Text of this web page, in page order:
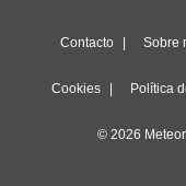
Contacto Sobre
Cookies Política
© 2026